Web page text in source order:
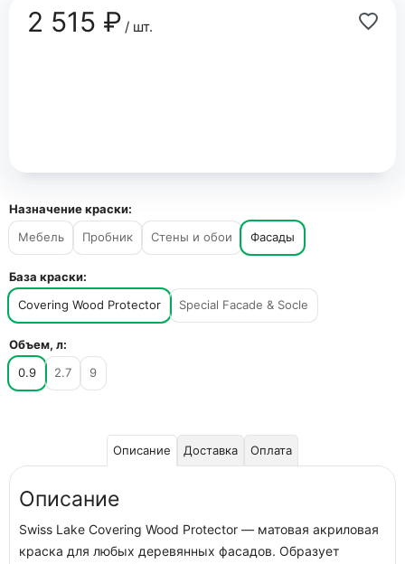
2 515 ₽/ шт.
Назначение краски:
Мебель
Пробник Стены и обои Фасады
База краски:
Covering Wood Protector
Special Facade & Socle
Объем, л:
0.9
2.7 9
Описание Доставка Оплата
Описание
Swiss Lake Covering Wood Protector — матовая акриловая
краска для любых деревянных фасадов. Образует